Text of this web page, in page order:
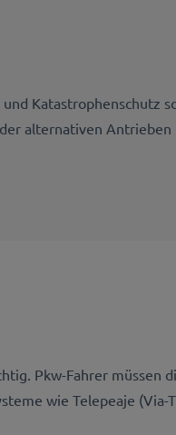
Katastrophenschutz
alternativen Antrieben
Pkw-Fahrer müssen
wie Telepeaje (Via-